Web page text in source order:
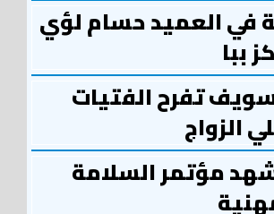
في العميد حسام لؤي
ببا
تفرح الفتيات
الزواج
مؤتمر السلامة